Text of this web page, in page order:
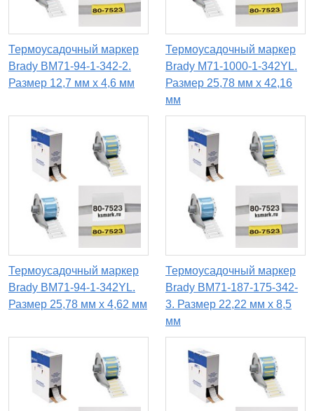
Термоусадочный маркер
Brady BM71-94-1-342-2.
Размер 12,7 мм x 4,6 мм
Термоусадочный маркер
Brady M71-1000-1-342YL.
Размер 25,78 мм х 42,16
мм
Термоусадочный маркер
Brady BM71-94-1-342YL.
Размер 25,78 мм х 4,62 мм
Термоусадочный маркер
Brady BM71-187-175-342-
3. Размер 22,22 мм х 8,5
мм